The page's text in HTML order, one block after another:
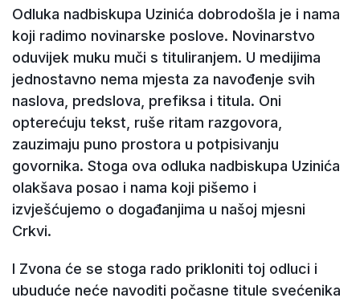
Odluka nadbiskupa Uzinića dobrodošla je i nama
koji radimo novinarske poslove. Novinarstvo
oduvijek muku muči s tituliranjem. U medijima
jednostavno nema mjesta za navođenje svih
naslova, predslova, prefiksa i titula. Oni
opterećuju tekst, ruše ritam razgovora,
zauzimaju puno prostora u potpisivanju
govornika. Stoga ova odluka nadbiskupa Uzinića
olakšava posao i nama koji pišemo i
izvješćujemo o događanjima u našoj mjesni
Crkvi.
I Zvona će se stoga rado prikloniti toj odluci i
ubuduće neće navoditi počasne titule svećenika